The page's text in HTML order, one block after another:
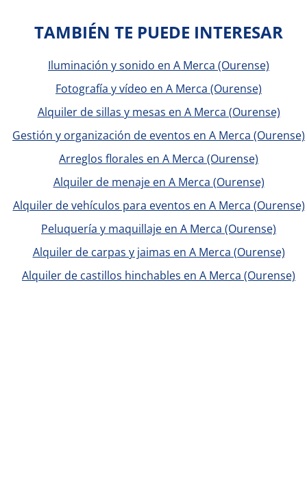
TAMBIÉN TE PUEDE INTERESAR
Iluminación y sonido en A Merca (Ourense)
Fotografía y vídeo en A Merca (Ourense)
Alquiler de sillas y mesas en A Merca (Ourense)
Gestión y organización de eventos en A Merca (Ourense)
Arreglos florales en A Merca (Ourense)
Alquiler de menaje en A Merca (Ourense)
Alquiler de vehículos para eventos en A Merca (Ourense)
Peluquería y maquillaje en A Merca (Ourense)
Alquiler de carpas y jaimas en A Merca (Ourense)
Alquiler de castillos hinchables en A Merca (Ourense)